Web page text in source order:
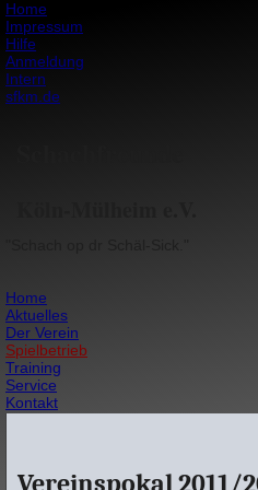
Home
Impressum
Hilfe
Anmeldung
Intern
sfkm.de
Home
Aktuelles
Der Verein
Spielbetrieb
Training
Service
Kontakt
Vereinspokal 2011/